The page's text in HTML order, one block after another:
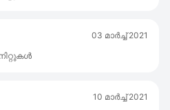
03 മാര്‍ച്ച് 2021
10 മാര്‍ച്ച് 2021